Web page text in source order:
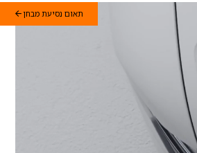
תאום נסיעת מבחן